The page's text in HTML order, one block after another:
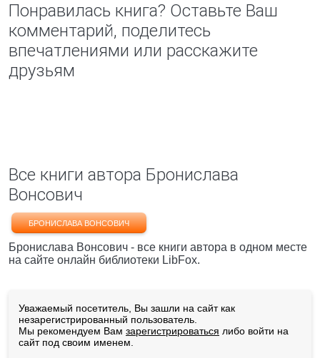
Понравилась книга? Оставьте Ваш
комментарий, поделитесь
впечатлениями или расскажите
друзьям
Все книги автора Бронислава
Вонсович
БРОНИСЛАВА ВОНСОВИЧ
Бронислава Вонсович - все книги автора в одном месте
на сайте онлайн библиотеки LibFox.
Уважаемый посетитель, Вы зашли на сайт как
незарегистрированный пользователь.
Мы рекомендуем Вам зарегистрироваться либо войти на
сайт под своим именем.